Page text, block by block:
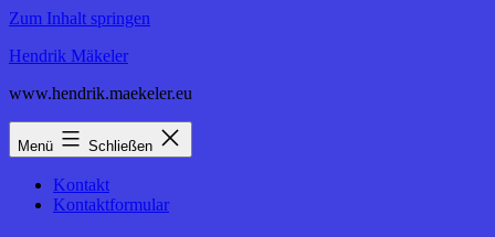
Zum Inhalt springen
Hendrik Mäkeler
www.hendrik.maekeler.eu
Menü Schließen
Kontakt
Kontaktformular